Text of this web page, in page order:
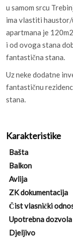
u samom srcu
ima vlastiti
apartmana je
i od ovoga stana
fantastična stana.
Uz neke dodatne
fantastičnu
stana.
Karakteristike
Bašta
Balkon
Avlija
ZK dokumentacija
Čist vlasnički
Upotrebna dozvola
Djeljivo